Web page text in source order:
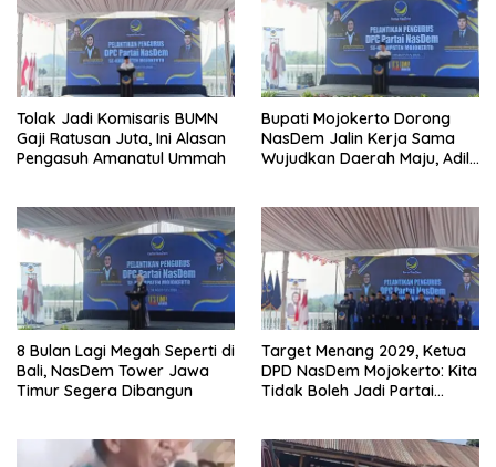
Tolak Jadi Komisaris BUMN
Gaji Ratusan Juta, Ini Alasan
Pengasuh Amanatul Ummah
Bupati Mojokerto Dorong
NasDem Jalin Kerja Sama
Wujudkan Daerah Maju, Adil,
8 Bulan Lagi Megah Seperti di
Bali, NasDem Tower Jawa
Timur Segera Dibangun
Target Menang 2029, Ketua
DPD NasDem Mojokerto: Kita
Tidak Boleh Jadi Partai